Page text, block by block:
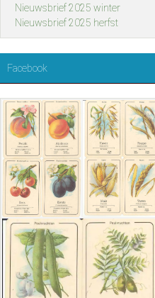
Nieuwsbrief 2025 winter
Nieuwsbrief 2025 herfst
Facebook